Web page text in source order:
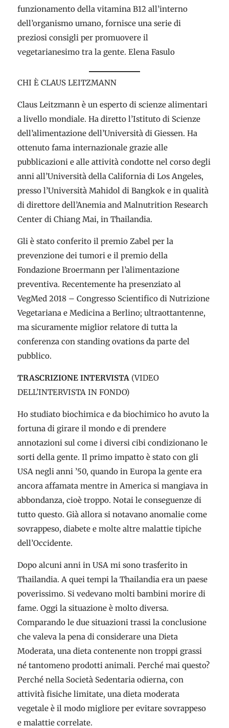
funzionamento della vitamina B12 all’interno
dell’organismo umano, fornisce una serie di
preziosi consigli per promuovere il
vegetarianesimo tra la gente. Elena Fasulo
CHI È CLAUS LEITZMANN
Claus Leitzmann è un esperto di scienze alimentari
a livello mondiale. Ha diretto l’Istituto di Scienze
dell’alimentazione dell’Università di Giessen. Ha
ottenuto fama internazionale grazie alle
pubblicazioni e alle attività condotte nel corso degli
anni all’Università della California di Los Angeles,
presso l’Università Mahidol di Bangkok e in qualità
di direttore dell’Anemia and Malnutrition Research
Center di Chiang Mai, in Thailandia.
Gli è stato conferito il premio Zabel per la
prevenzione dei tumori e il premio della
Fondazione Broermann per l’alimentazione
preventiva. Recentemente ha presenziato al
VegMed 2018 – Congresso Scientifico di Nutrizione
Vegetariana e Medicina a Berlino; ultraottantenne,
ma sicuramente miglior relatore di tutta la
conferenza con standing ovations da parte del
pubblico.
TRASCRIZIONE INTERVISTA (VIDEO
DELL’INTERVISTA IN FONDO)
Ho studiato biochimica e da biochimico ho avuto la
fortuna di girare il mondo e di prendere
annotazioni sul come i diversi cibi condizionano le
sorti della gente. Il primo impatto è stato con gli
USA negli anni ’50, quando in Europa la gente era
ancora affamata mentre in America si mangiava in
abbondanza, cioè troppo. Notai le conseguenze di
tutto questo. Già allora si notavano anomalie come
sovrappeso, diabete e molte altre malattie tipiche
dell’Occidente.
Dopo alcuni anni in USA mi sono trasferito in
Thailandia. A quei tempi la Thailandia era un paese
poverissimo. Si vedevano molti bambini morire di
fame. Oggi la situazione è molto diversa.
Comparando le due situazioni trassi la conclusione
che valeva la pena di considerare una Dieta
Moderata, una dieta contenente non troppi grassi
né tantomeno prodotti animali. Perché mai questo?
Perché nella Società Sedentaria odierna, con
attività fisiche limitate, una dieta moderata
vegetale è il modo migliore per evitare sovrappeso
e malattie correlate.